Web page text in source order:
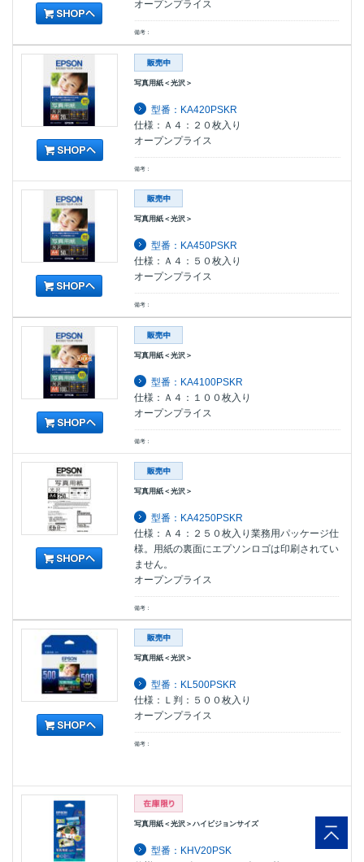
オープンプライス
備考：
写真用紙＜光沢＞
型番：KA420PSKR
仕様：Ａ４：２０枚入り
オープンプライス
備考：
写真用紙＜光沢＞
型番：KA450PSKR
仕様：Ａ４：５０枚入り
オープンプライス
備考：
写真用紙＜光沢＞
型番：KA4100PSKR
仕様：Ａ４：１００枚入り
オープンプライス
備考：
写真用紙＜光沢＞
型番：KA4250PSKR
仕様：Ａ４：２５０枚入り業務用パッケージ仕
様。用紙の裏面にエプソンロゴは印刷されてい
ません。
オープンプライス
備考：
写真用紙＜光沢＞
型番：KL500PSKR
仕様：Ｌ判：５００枚入り
オープンプライス
備考：
写真用紙＜光沢＞ハイビジョンサイズ
型番：KHV20PSK